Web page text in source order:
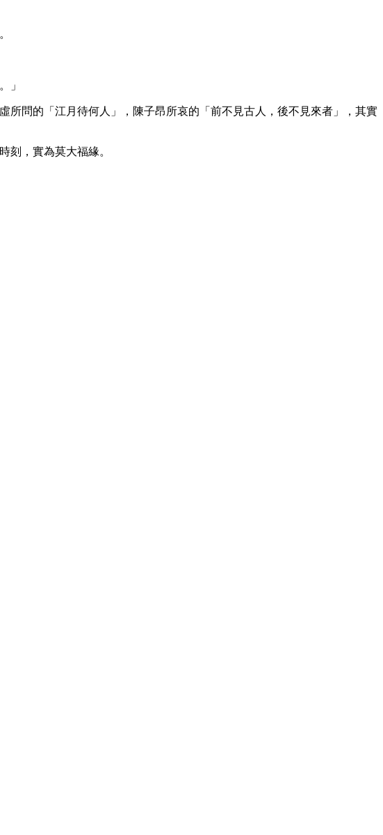
」
所問的「江月待何人」，陳子昂所哀的「前不見古人，後不見來者」，其實
刻，實為莫大福緣。